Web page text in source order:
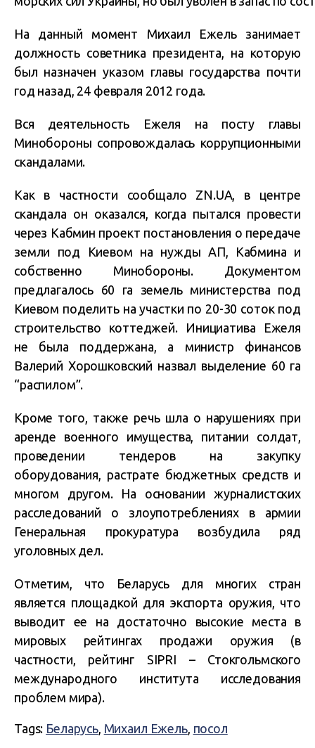
На данный момент Михаил Ежель занимает
должность советника президента, на которую
был назначен указом главы государства почти
год назад, 24 февраля 2012 года.
Вся деятельность Ежеля на посту главы
Минобороны сопровождалась коррупционными
скандалами.
Как в частности сообщало ZN.UA, в центре
скандала он оказался, когда пытался провести
через Кабмин проект постановления о передаче
земли под Киевом на нужды АП, Кабмина и
собственно Минобороны. Документом
предлагалось 60 га земель министерства под
Киевом поделить на участки по 20-30 соток под
строительство коттеджей. Инициатива Ежеля
не была поддержана, а министр финансов
Валерий Хорошковский назвал выделение 60 га
“распилом”.
Кроме того, также речь шла о нарушениях при
аренде военного имущества, питании солдат,
проведении тендеров на закупку
оборудования, растрате бюджетных средств и
многом другом. На основании журналистских
расследований о злоупотреблениях в армии
Генеральная прокуратура возбудила ряд
уголовных дел.
Отметим, что Беларусь для многих стран
является площадкой для экспорта оружия, что
выводит ее на достаточно высокие места в
мировых рейтингах продажи оружия (в
частности, рейтинг SIPRI – Стокгольмского
международного института исследования
проблем мира).
Tags: Беларусь, Михаил Ежель, посол